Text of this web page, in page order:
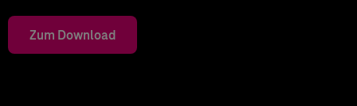
Zum Download